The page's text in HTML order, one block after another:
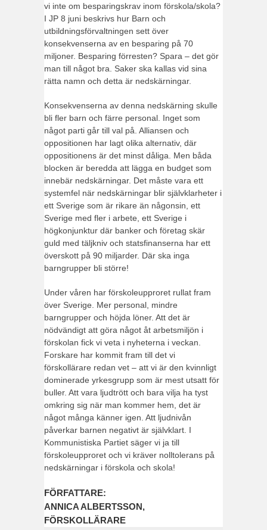
vi inte om besparingskrav inom förskola/skola?
I JP 8 juni beskrivs hur Barn och
utbildningsförvaltningen sett över
konsekvenserna av en besparing på 70
miljoner. Besparing förresten? Spara – det gör
man till något bra. Saker ska kallas vid sina
rätta namn och detta är nedskärningar.
Konsekvenserna av denna nedskärning skulle
bli fler barn och färre personal. Inget som
något parti går till val på. Alliansen och
oppositionen har lagt olika alternativ, där
oppositionens är det minst dåliga. Men båda
blocken är beredda att lägga en budget som
innebär nedskärningar. Det måste vara ett
systemfel när nedskärningar blir självklarheter i
ett Sverige som är rikare än någonsin, ett
Sverige med fler i arbete, ett Sverige i
högkonjunktur där banker och företag skär
guld med täljkniv och statsfinanserna har ett
överskott på 90 miljarder. Där ska inga
barngrupper bli större!
Under våren har förskoleupproret rullat fram
över Sverige. Mer personal, mindre
barngrupper och höjda löner. Att det är
nödvändigt att göra något åt arbetsmiljön i
förskolan fick vi veta i nyheterna i veckan.
Forskare har kommit fram till det vi
förskollärare redan vet – att vi är den kvinnligt
dominerade yrkesgrupp som är mest utsatt för
buller. Att vara ljudtrött och bara vilja ha tyst
omkring sig när man kommer hem, det är
något många känner igen. Att ljudnivån
påverkar barnen negativt är självklart. I
Kommunistiska Partiet säger vi ja till
förskoleupproret och vi kräver nolltolerans på
nedskärningar i förskola och skola!
FÖRFATTARE:
ANNICA ALBERTSSON,
FÖRSKOLLÄRARE